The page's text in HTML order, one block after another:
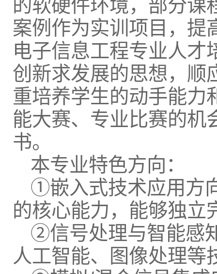
的软硬件环境，部分课
案例作为实训项目，提
电子信息工程专业人才
创新求发展的思想，顺
重培养学生的动手能力
能大赛、专业比赛的机
书。
本专业特色方向：
①嵌入式技术应用方
的核心能力，能够独立
②信号处理与智能感
人工智能、图像处理等